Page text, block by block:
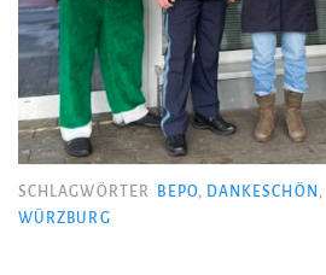
SCHLAGWÖRTER BEPO, DANKESCHÖN ,
WÜRZBURG